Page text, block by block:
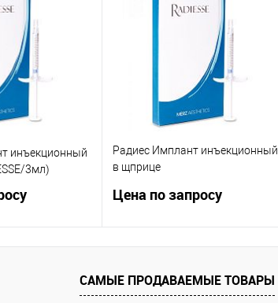
инъекционный
3мл)
Радиес Имплант инъекционный
в щприце
Цена по запросу
САМЫЕ ПРОДАВАЕМЫЕ ТОВАРЫ